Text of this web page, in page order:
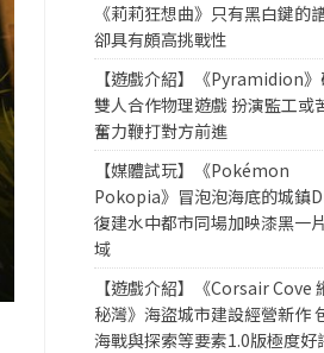
《莉莉狂想曲》只有黑白鍵的
卻具有頗高挑戰性
【遊戲介紹】《Pyramidion
雙人合作物理遊戲 扮演監工或
奮力鞭打對方前進
【媒體試玩】《Pokémon
Pokopia》冒泡泡海底的城鎮
復建水中都市同場加映漆黑一
域
【遊戲介紹】《Corsair Cove
秘灣》海盜城市建設經營新作
海戰與探索等要素1.0版極度好